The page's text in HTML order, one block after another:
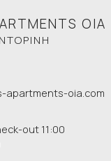
OIA
apartments-oia.com
out 11:00